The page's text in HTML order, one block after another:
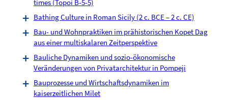
times (Topoi B-5-5)
Bathing Culture in Roman Sicily (2 c. BCE – 2 c. CE)
Bau- und Wohnpraktiken im prähistorischen Kopet Dag
aus einer multiskalaren Zeitperspektive
Bauliche Dynamiken und sozio-ökonomische
Veränderungen von Privatarchitektur in Pompeji
Bauprozesse und Wirtschaftsdynamiken im
kaiserzeitlichen Milet